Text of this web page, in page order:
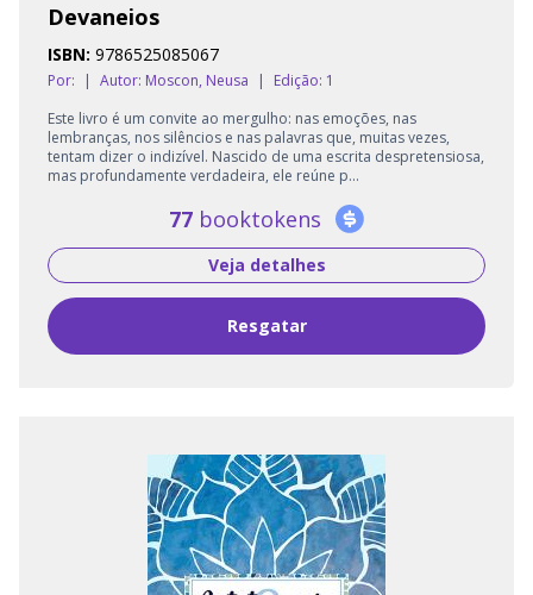
Devaneios
ISBN: 9786525085067
Por: | Autor: Moscon, Neusa |
Edição: 1
Este livro é um convite ao mergulho: nas emoções, nas
lembranças, nos silêncios e nas palavras que, muitas vezes,
tentam dizer o indizível. Nascido de uma escrita despretensiosa,
mas profundamente verdadeira, ele reúne p...
77 booktokens
Veja detalhes
Resgatar